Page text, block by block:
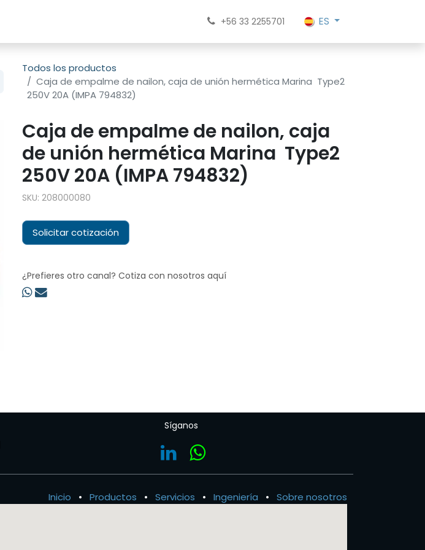
+56 33 2255701 ES
Todos los productos
Caja de empalme de nailon, caja de unión hermética Marina Type2
250V 20A (IMPA 794832)
Caja de empalme de nailon, caja
de unión hermética Marina Type2
250V 20A (IMPA 794832)
SKU: 208000080
Solicitar cotización
¿Prefieres otro canal? Cotiza con nosotros aquí
Síganos
Inicio • Productos • Servicios • Ingeniería • Sobre nosotros